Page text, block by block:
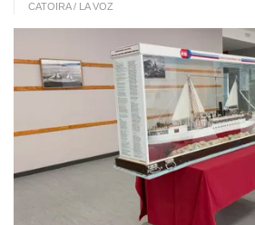
CATOIRA / LA VOZ